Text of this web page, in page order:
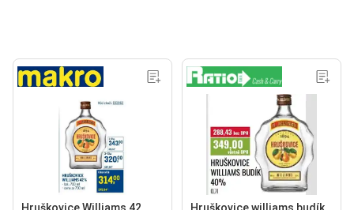
Hruškovice Williams 42
Hruškovice williams budík